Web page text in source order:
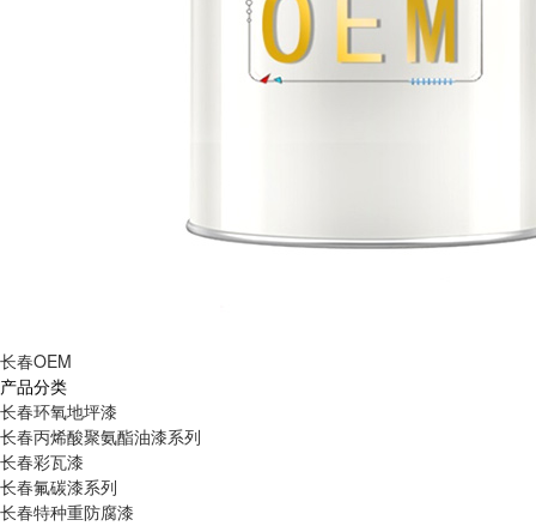
长春OEM
产品分类
长春环氧地坪漆
长春丙烯酸聚氨酯油漆系列
长春彩瓦漆
长春氟碳漆系列
长春特种重防腐漆